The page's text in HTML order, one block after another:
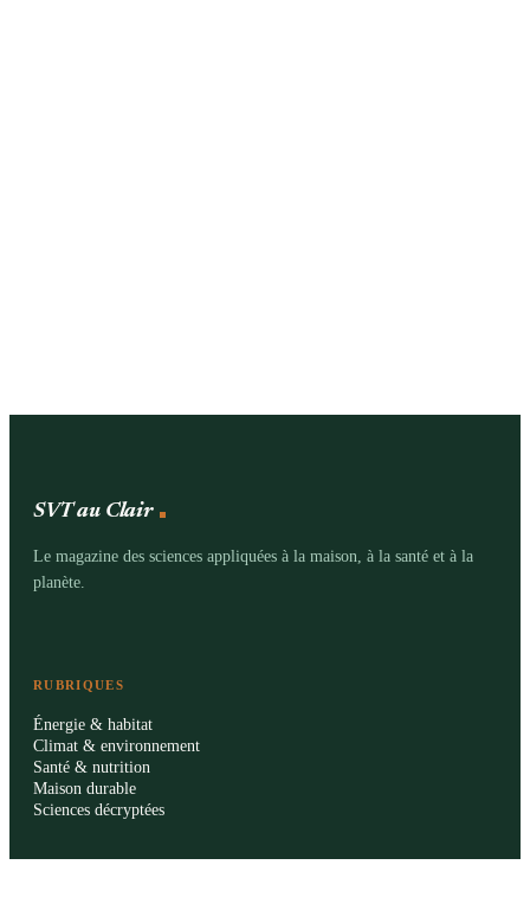
SVT au Clair
Le magazine des sciences appliquées à la maison, à la santé et à la
planète.
RUBRIQUES
Énergie & habitat
Climat & environnement
Santé & nutrition
Maison durable
Sciences décryptées